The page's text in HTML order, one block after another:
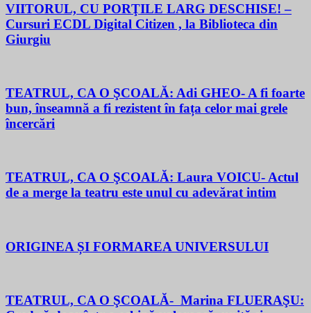
VIITORUL, CU PORŢILE LARG DESCHISE! –
Cursuri ECDL Digital Citizen , la Biblioteca din
Giurgiu
TEATRUL, CA O ŞCOALĂ: Adi GHEO- A fi foarte
bun, înseamnă a fi rezistent în fața celor mai grele
încercări
TEATRUL, CA O ŞCOALĂ: Laura VOICU- Actul
de a merge la teatru este unul cu adevărat intim
ORIGINEA ȘI FORMAREA UNIVERSULUI
TEATRUL, CA O ŞCOALĂ- Marina FLUERAŞU: